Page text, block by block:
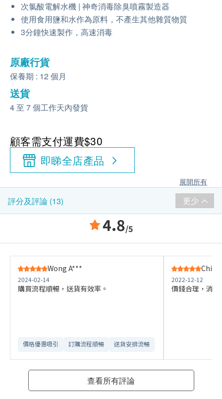
次氯酸電解水機 | 神奇消毒除臭噴霧製造器
使用食用鹽和水作為原料，不產生其他雜質物質
3分鐘快速製作，高速消毒
原廠行貨
保養期 : 12 個月
送貨
4 至 7 個工作天內發貨
顧客需支付運費$30
即睇全店產品
展開所有
評分及評論 (13) 更少
4.8/5
Wong A***
2024-02-14
購買流程順暢，送貨有效率。
價格優惠吸引 訂購流程順暢 送貨安排流暢
2022-12-12
價錢合理，消
查看所有評論